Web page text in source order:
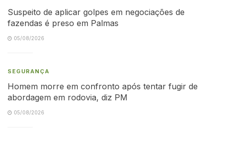
Suspeito de aplicar golpes em negociações de
fazendas é preso em Palmas
05/08/2026
SEGURANÇA
Homem morre em confronto após tentar fugir de
abordagem em rodovia, diz PM
05/08/2026